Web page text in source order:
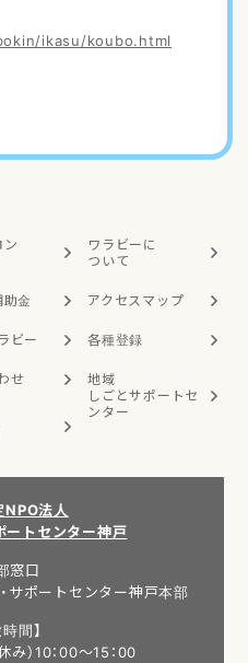
ikasu/koubo.html
ン
助金
ビー
せ
ワラビーに
ついて
アクセスマップ
各種登録
地域
しごとサポートセ
ンター
NPO法人
ートセンター神戸
窓口
サポートセンター神戸本部
間】
み）10：00～15：00